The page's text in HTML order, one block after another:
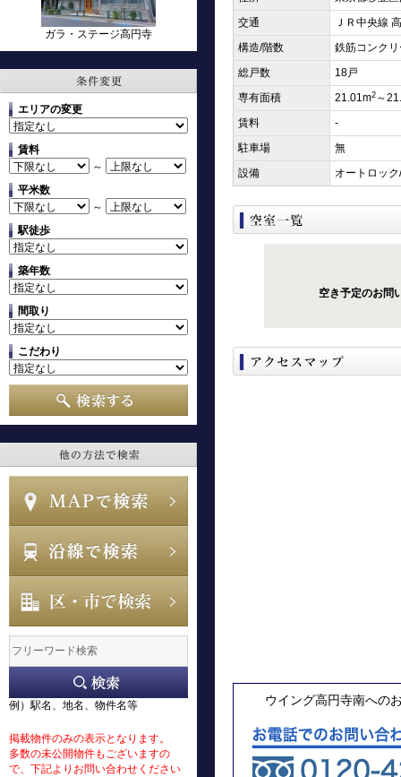
ガラ・ステージ高円寺
エリアの変更
賃料
～
平米数
～
駅徒歩
築年数
間取り
こだわり
例）駅名、地名、物件名等
掲載物件のみの表示となります。
多数の未公開物件もございますの
で、下記よりお問い合わせください
交通
ＪＲ中央線
構造/階数
鉄筋コンク
総戸数
18戸
専有面積
21.01m2 ～
賃料
-
駐車場
無
設備
オートロッ
空き予定のお問
ウイング高円寺南への